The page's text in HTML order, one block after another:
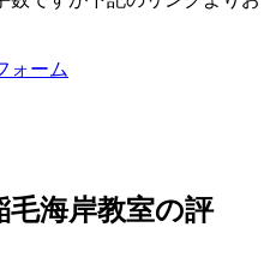
ォーム
海岸教室の評